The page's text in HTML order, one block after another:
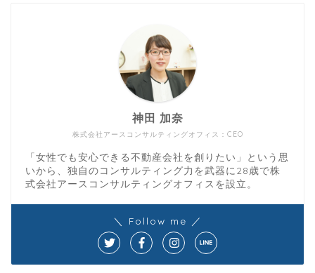
株式会社アースコンサルティングオフィス：CEO
神田 加奈
「女性でも安心できる不動産会社を創りたい」という思
いから、独自のコンサルティング力を武器に28歳で株
式会社アースコンサルティングオフィスを設立。
＼ Follow me ／